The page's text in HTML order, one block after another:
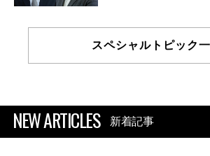
スペシャルトピック
NEW ARTICLES 新着記事